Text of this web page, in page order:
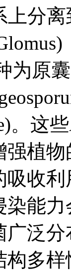
上分
为原
。这
强植
收
染能
广泛
构多